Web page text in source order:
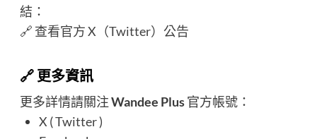
結：
🔗 查看官方 X（Twitter）公告
🔗 更多資訊
更多詳情請關注Wandee Plus官方帳號：
X ( Twitter )